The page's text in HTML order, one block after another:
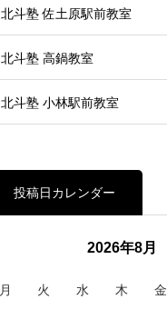
北斗塾 佐土原駅前教室
北斗塾 高鍋教室
北斗塾 小林駅前教室
投稿日カレンダー
2026年8月
月 火 水 木 金